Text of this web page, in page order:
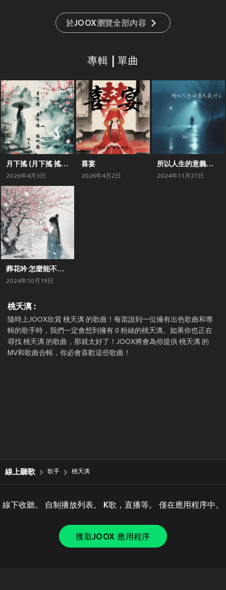
於JOOX瀏覽全部內容
專輯 | 單曲
月下搖 (月下搖 搖啊搖)
2026年4月3日
喜宴
2026年4月2日
所以人生的意義是甚麼
2024年11月27日
葬花吟 怎麼能不遺憾呢
2024年10月19日
桃夭漓 :
隨時上JOOX欣賞 桃夭漓 的歌曲！每當說到一位擁有出色歌曲和專
輯的歌手時，我們一定會想到擁有 0 粉絲的桃夭漓。如果你也正在
尋找 桃夭漓 的歌曲，那就太好了！JOOX將會為你提供 桃夭漓 的
MV和歌曲合輯，你必會喜歡這些歌曲！
線上聽歌 歌手 桃夭漓
線下收聽。 自制播放列表。 K歌，直播等。 僅在應用程序中。
獲取JOOX 應用程序